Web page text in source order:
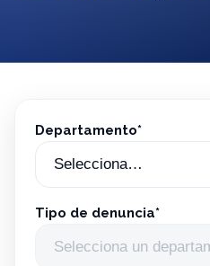
Departamento*
Tipo de denuncia*